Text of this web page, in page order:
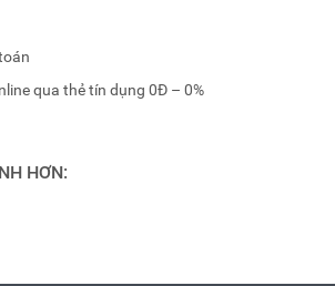
qua thẻ tín dụng 0Đ – 0%
HƠN: